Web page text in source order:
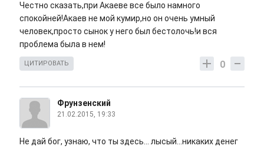
Честно сказать,при Акаеве все было намного
спокойней!Акаев не мой кумир,но он очень умный
человек,просто сынок у него был бестолочь!и вся
проблема была в нем!
0
ЦИТИРОВАТЬ
Фрунзенский
21.02.2015, 19:33
Не дай бог, узнаю, что ты здесь... лысый...никаких денег